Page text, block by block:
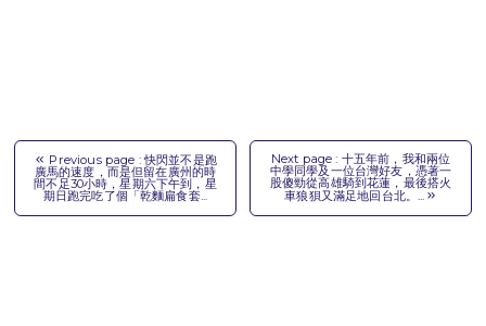
Previous page : 快閃並不是跑
廣馬的速度，而是但留在廣州的時
間不足30小時，星期六下午到，星
期日跑完吃了個「乾麵扁食套...
Next page : 十五年前，我和兩位
中學同學及一位台灣好友，憑著一
股傻勁從高雄騎到花蓮，最後搭火
車狼狽又滿足地回台北。...